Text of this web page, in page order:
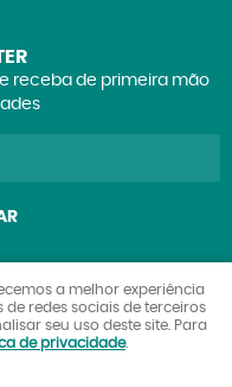
receba de primeira mão
e Colecionáveis
0001-90
a melhor experiência
de redes sociais de terceiros
seu uso deste site. Para
de privacidade.